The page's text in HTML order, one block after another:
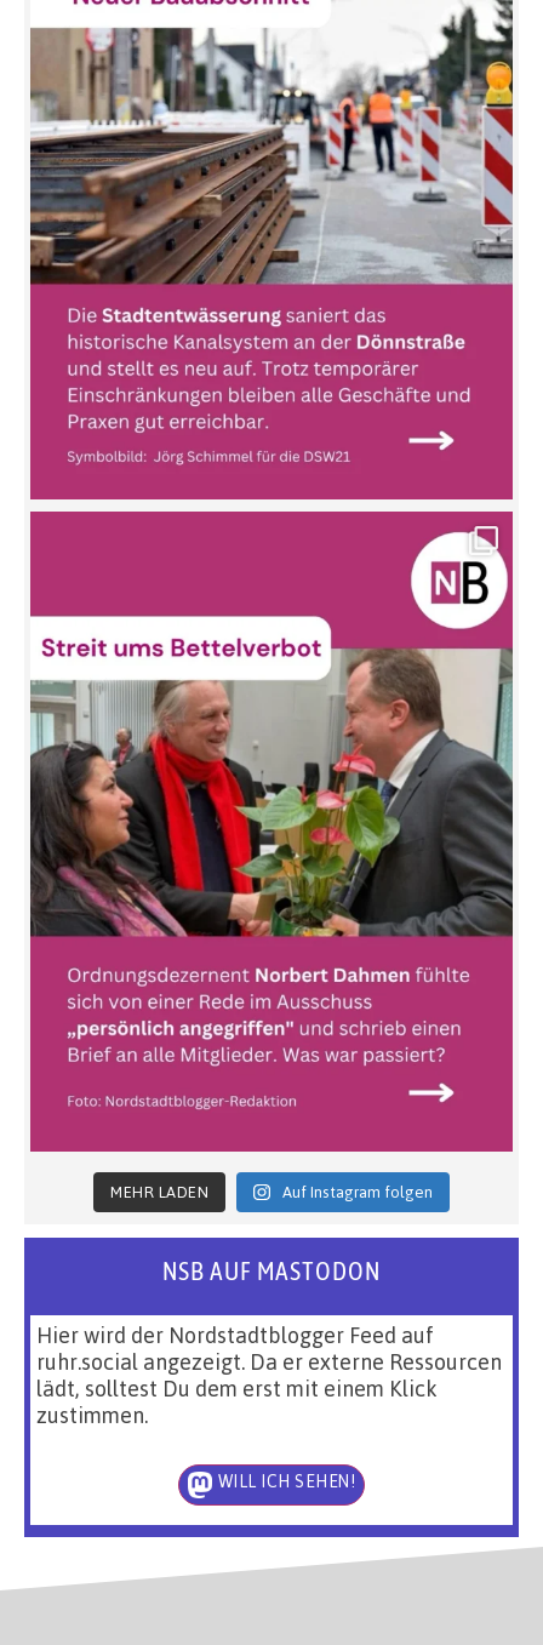
MEHR LADEN Auf Instagram folgen
NSB AUF MASTODON
Hier wird der Nordstadtblogger Feed auf
ruhr.social angezeigt. Da er externe Ressourcen
lädt, solltest Du dem erst mit einem Klick
zustimmen.
WILL ICH SEHEN!